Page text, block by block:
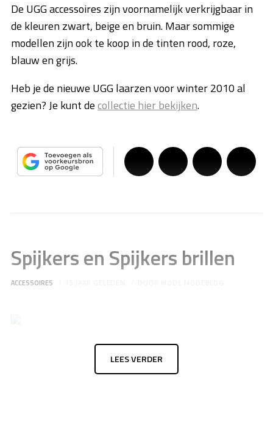
De UGG accessoires zijn voornamelijk verkrijgbaar in
de kleuren zwart, beige en bruin. Maar sommige
modellen zijn ook te koop in de tinten rood, roze,
blauw en grijs.
Heb je de nieuwe UGG laarzen voor winter 2010 al
gezien? Je kunt decollectie hier bekijken.
Spijkers en Spijkers brillen
ACCESSOIRES
LEES VERDER